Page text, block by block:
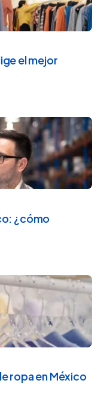
el mejor
¿cómo
ropa en México